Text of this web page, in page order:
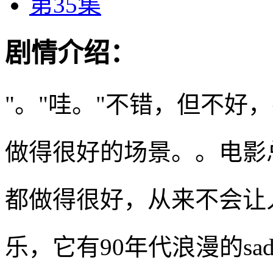
剧情介绍：
"。"哇。"不错，但不好
做得很好的场景。。电
都做得很好，从来不会
乐，它有90年代浪漫的